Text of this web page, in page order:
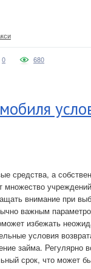
0 680
средства, а
внимание при
важным
избежать
условия
займа. Регулярно
срок, что может